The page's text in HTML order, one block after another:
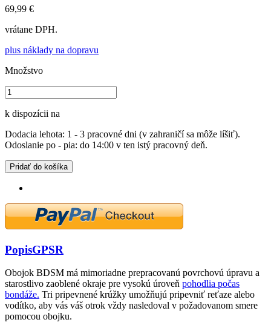
69,99 €
vrátane DPH.
plus náklady na dopravu
Množstvo
k dispozícii na
Dodacia lehota: 1 - 3 pracovné dni (v zahraničí sa môže líšiť).
Odoslanie po - pia: do 14:00 v ten istý pracovný deň.
Pridať do košíka
PopisGPSR
Obojok BDSM má mimoriadne prepracovanú povrchovú úpravu a
starostlivo zaoblené okraje pre vysokú úroveň pohodlia počas
bondáže. Tri pripevnené krúžky umožňujú pripevniť reťaze alebo
vodítko, aby vás váš otrok vždy nasledoval v požadovanom smere
pomocou obojku.